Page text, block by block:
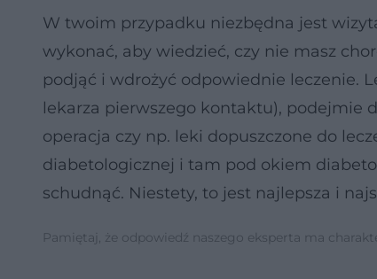
W twoim przypadku niezbędna jest
wykonać, aby wiedzieć, czy nie masz
podjąć i wdrożyć odpowiednie leczenie.
lekarza pierwszego kontaktu), podejmie
operacja czy np. leki dopuszczone do
diabetologicznej i tam pod okiem
schudnąć. Niestety, to jest najlepsza i
Pamiętaj, że odpowiedź naszego eksperta ma